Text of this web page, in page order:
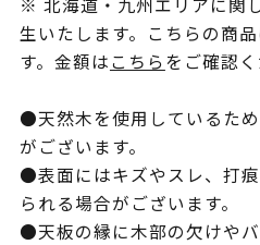
生いたします。こちらの商
す。金額はこちらをご確認く
●天然木を使用しているた
がございます。
●表面にはキズやスレ、打
られる場合がございます。
●天板の縁に木部の欠けや